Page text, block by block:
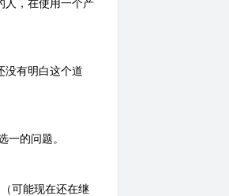
人，在使用一个产
没有明白这个道
的问题。
可能现在还在继